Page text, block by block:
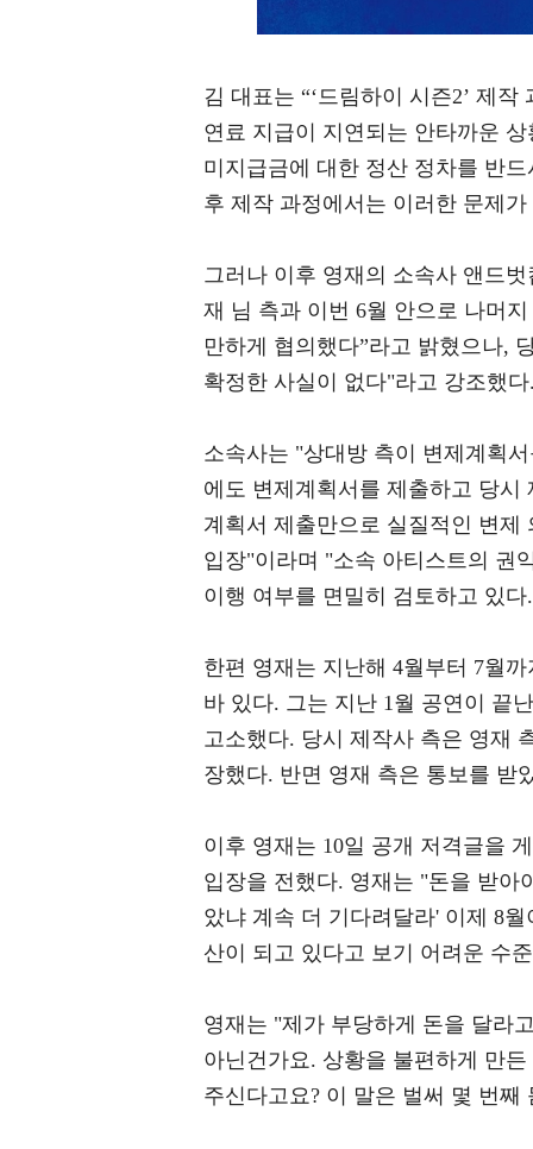
김 대표는 “‘드림하이 시즌2’ 제
연료 지급이 지연되는 안타까운
미지급금에 대한 정산 정차를 반
후 제작 과정에서는 이러한 문제
그러나 이후 영재의 소속사 앤드
재 님 측과 이번 6월 안으로 나머
만하게 협의했다”라고 밝혔으나,
확정한 사실이 없다"라고 강조했
소속사는 "상대방 측이 변제계획
에도 변제계획서를 제출하고 당
계획서 제출만으로 실질적인 변
입장"이라며 "소속 아티스트의 권
이행 여부를 면밀히 검토하고 있
한편 영재는 지난해 4월부터 7월
바 있다. 그는 지난 1월 공연이 끝
고소했다. 당시 제작사 측은 영재
장했다. 반면 영재 측은 통보를 받
이후 영재는 10일 공개 저격글을
입장을 전했다. 영재는 "돈을 받아
았냐 계속 더 기다려달라' 이제 8
산이 되고 있다고 보기 어려운 수
영재는 "제가 부당하게 돈을 달라
아닌건가요. 상황을 불편하게 만
주신다고요? 이 말은 벌써 몇 번